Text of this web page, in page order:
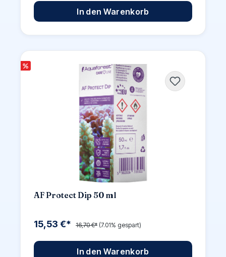
In den Warenkorb
%
AF Protect Dip 50 ml
15,53 €* 16,70 €* (7.01% gespart)
In den Warenkorb